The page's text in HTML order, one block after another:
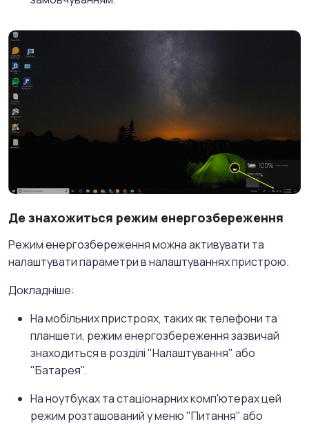
Де знахожиться режим енергозбереження
Режим енергозбереження можна активувати та
налаштувати параметри в налаштуваннях пристрою.
Докладніше:
На мобільних пристроях, таких як телефони та
планшети, режим енергозбереження зазвичай
знаходиться в розділі "Налаштування" або
"Батарея".
На ноутбуках та стаціонарних комп'ютерах цей
режим розташований у меню "Питання" або